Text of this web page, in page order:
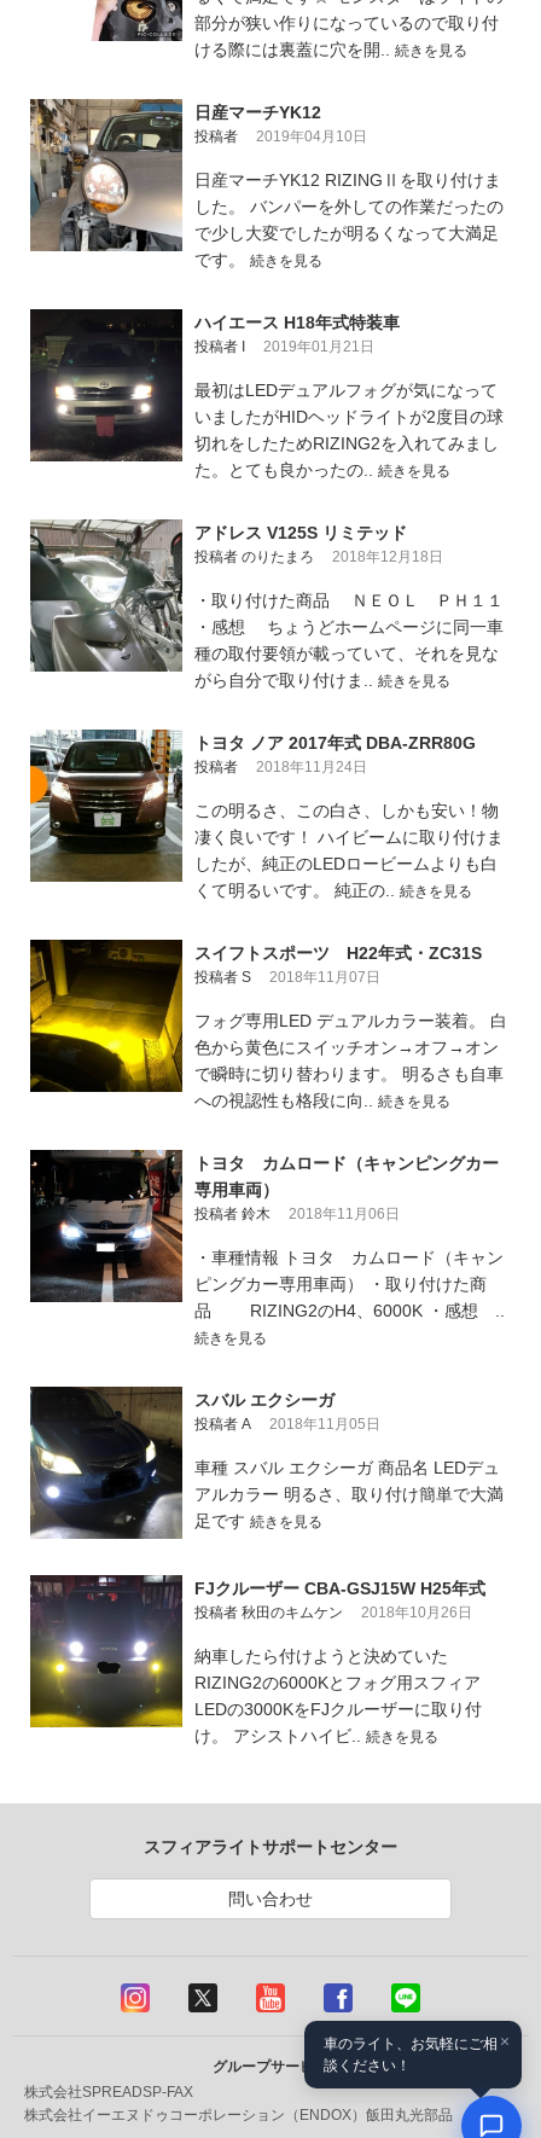
部分が狭い作りになっているので取り付
ける際には裏蓋に穴を開.. 続きを見る
日産マーチYK12
投稿者 2019年04月10日
日産マーチYK12 RIZINGⅡを取り付けま
した。 バンパーを外しての作業だったの
で少し大変でしたが明るくなって大満足
です。 続きを見る
ハイエース H18年式特装車
投稿者 I 2019年01月21日
最初はLEDデュアルフォグが気になって
いましたがHIDヘッドライトが2度目の球
切れをしたためRIZING2を入れてみまし
た。とても良かったの.. 続きを見る
アドレス V125S リミテッド
投稿者 のりたまろ 2018年12月18日
・取り付けた商品 ＮＥＯＬ ＰＨ１１
・感想 ちょうどホームページに同一車
種の取付要領が載っていて、それを見な
がら自分で取り付けま.. 続きを見る
トヨタ ノア 2017年式 DBA-ZRR80G
投稿者 2018年11月24日
この明るさ、この白さ、しかも安い！物
凄く良いです！ ハイビームに取り付けま
したが、純正のLEDロービームよりも白
くて明るいです。 純正の.. 続きを見る
スイフトスポーツ H22年式・ZC31S
投稿者 S 2018年11月07日
フォグ専用LED デュアルカラー装着。 白
色から黄色にスイッチオン→オフ→オン
で瞬時に切り替わります。 明るさも自車
への視認性も格段に向.. 続きを見る
トヨタ カムロード（キャンピングカー
専用車両）
投稿者 鈴木 2018年11月06日
・車種情報 トヨタ カムロード（キャン
ピングカー専用車両） ・取り付けた商
品 RIZING2のH4、6000K ・感想 ..
続きを見る
スバル エクシーガ
投稿者 A 2018年11月05日
車種 スバル エクシーガ 商品名 LEDデュ
アルカラー 明るさ、取り付け簡単で大満
足です 続きを見る
FJクルーザー CBA-GSJ15W H25年式
投稿者 秋田のキムケン 2018年10月26日
納車したら付けようと決めていた
RIZING2の6000Kとフォグ用スフィア
LEDの3000KをFJクルーザーに取り付
け。 アシストハイビ.. 続きを見る
スフィアライトサポートセンター
問い合わせ
グループサービス
株式会社SPREADSP-FAX
株式会社イーエヌドゥコーポレーション（ENDOX） 飯田丸光部品
×
車のライト、お気軽にご相
談ください！